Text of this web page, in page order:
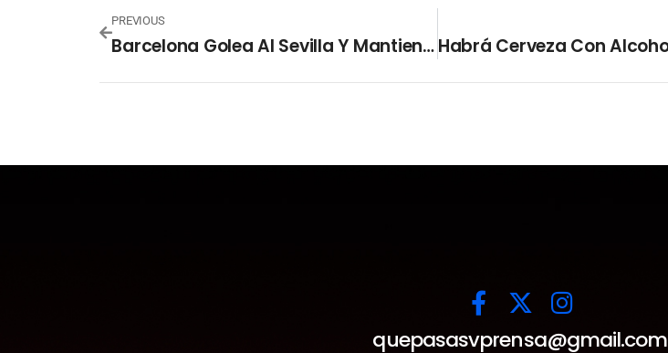
PREVIOUS
Barcelona Golea Al Sevilla Y Mantiene Su Invicto En La Liga De España
quepasasvprensa@gmail.com